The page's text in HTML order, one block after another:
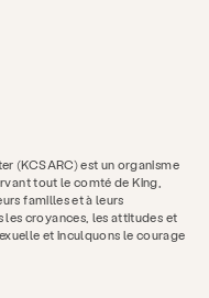
(KCSARC) est un organisme
tout le comté de King,
familles et à leurs
les croyances, les attitudes et
et inculquons le courage